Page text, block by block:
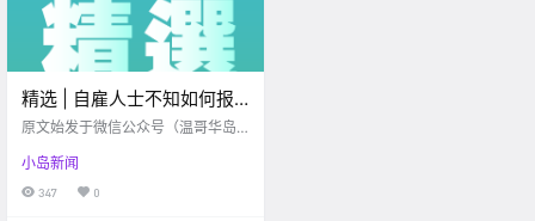
精选 | 自雇人士不知如何报
税？人“机”共存时代即将来
吧！
原文始发于微信公众号（温哥华岛
E 本周信息精选 2021.03.08-2021.
03.12 www.vi-chinese.com 报税
小岛新闻
347 0